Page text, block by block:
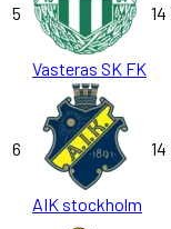
5
Vasteras SK FK
14
6
AIK stockholm
14